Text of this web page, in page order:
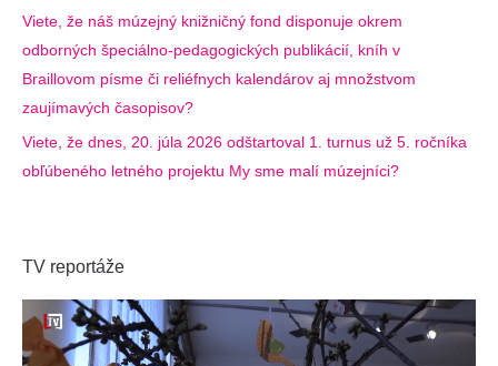
Viete, že náš múzejný knižničný fond disponuje okrem
odborných špeciálno-pedagogických publikácií, kníh v
Braillovom písme či reliéfnych kalendárov aj množstvom
zaujímavých časopisov?
Viete, že dnes, 20. júla 2026 odštartoval 1. turnus už 5. ročníka
obľúbeného letného projektu My sme malí múzejníci?
TV reportáže
Video
prehrávač